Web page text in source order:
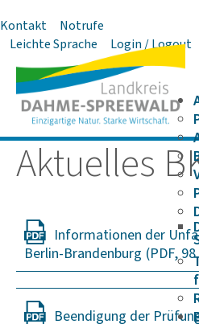
Kontakt
Notrufe
Leichte Sprache
Login / Logout
Aktu­elles
Infor­ma­ti­onen der
Berlin-Bran­den­burg
Been­di­gung der